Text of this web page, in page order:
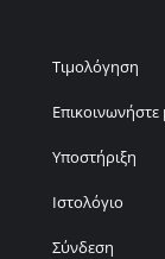
Τιμολόγηση
Επικοινωνήστε
Υποστήριξη
Ιστολόγιο
Σύνδεση